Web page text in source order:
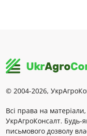
© 2004-2026,
Всі права на
УкрАгроКонсалт. Будь-
письмового дозволу